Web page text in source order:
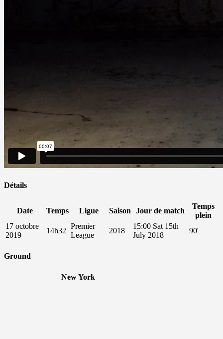
Détails
Date Temps Ligue Saison Jour de match
Temps
plein
17 octobre
2019
14h32
Premier
League
2018
15:00 Sat 15th
July 2018
90'
Ground
New York